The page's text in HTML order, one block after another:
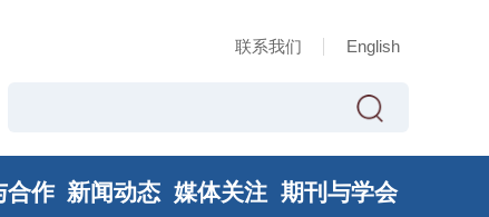
联系我们 English
合作 新闻动态 媒体关注 期刊与学会